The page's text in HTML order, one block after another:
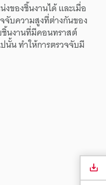
ของชิ้นงานได้ และเมื่อ
จับความสูงที่ต่างกันของ
นงานที่มีคอนทราสต์
นั้น ทำให้การตรวจจับมี